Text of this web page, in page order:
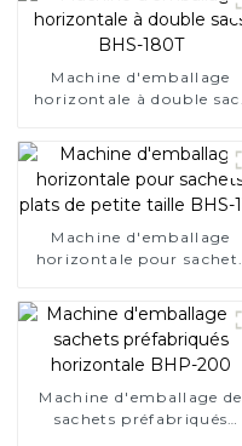
Machine d'emballage
horizontale à double sacs
Machine d'emballage
horizontale pour sachets
Machine d'emballage de
sachets préfabriqués